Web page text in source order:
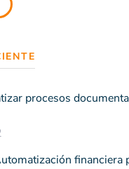
procesos
financiera